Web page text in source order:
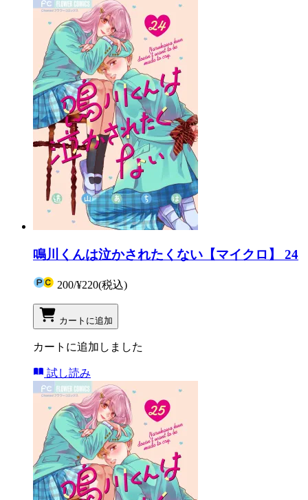
鳴川くんは泣かされたくない【マイクロ】 24
200/¥220(税込)
カートに追加
カートに追加しました
試し読み